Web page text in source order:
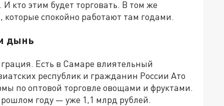
кто этим будет торговать. В том же
спокойно работают там годами.
дынь
Есть в Самаре влиятельный
республик и гражданин России Ато
по оптовой торговле овощами и фруктами.
году — уже 1,1 млрд рублей.